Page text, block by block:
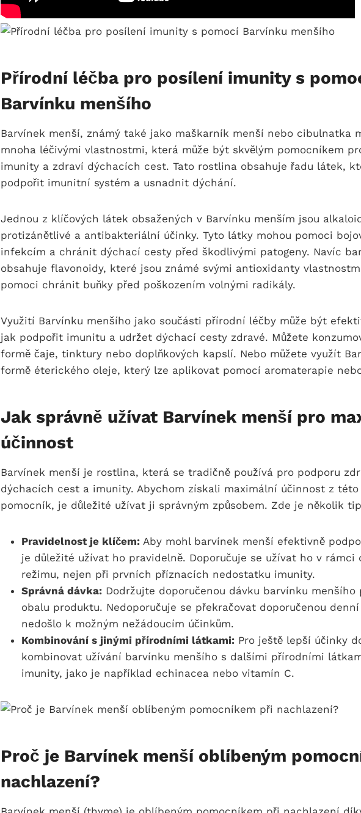
Přírodní léčba pro posílení imunity s
Barvínku menšího
Barvínek menší, známý také jako maškarník menší nebo cibulnatka
mnoha léčivými vlastnostmi, která může být skvělým pomocníkem
imunity a zdraví dýchacích cest. Tato rostlina obsahuje řadu látek,
podpořit imunitní systém a usnadnit dýchání.
Jednou z klíčových látek obsažených v Barvínku menším jsou
protizánětlivé a antibakteriální účinky. Tyto látky mohou pomoci
infekcím a chránit dýchací cesty před škodlivými patogeny. Navíc
obsahuje flavonoidy, které jsou známé svými antioxidanty
pomoci chránit buňky před poškozením volnými radikály.
Využití Barvínku menšího jako součásti přírodní léčby může být
jak podpořit imunitu a udržet dýchací cesty zdravé. Můžete
formě čaje, tinktury nebo doplňkových kapslí. Nebo můžete využít
formě éterického oleje, který lze aplikovat pomocí aromaterapie
Jak správně užívat Barvínek menší pro
účinnost
Barvínek menší je rostlina, která se tradičně používá pro podporu
dýchacích cest a imunity. Abychom získali maximální účinnost z
pomocník, je důležité užívat ji správným způsobem. Zde je několik
Pravidelnost je klíčem: Aby mohl barvínek menší efektivně
je důležité užívat ho pravidelně. Doporučuje se užívat ho v rámci
režimu, nejen při prvních příznacích nedostatku imunity.
Správná dávka: Dodržujte doporučenou dávku barvínku menšího
obalu produktu. Nedoporučuje se překračovat doporučenou
nedošlo k možným nežádoucím účinkům.
Kombinování s jinými přírodními látkami: Pro ještě lepší účinky
kombinovat užívání barvínku menšího s dalšími přírodními
imunity, jako je například echinacea nebo vitamín C.
Proč je Barvínek menší oblíbeným
nachlazení?